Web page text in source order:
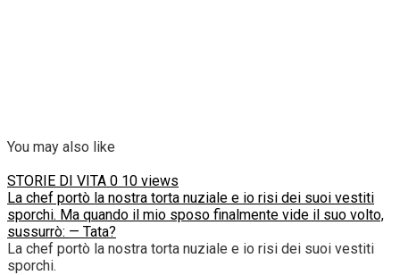
You may also like
STORIE DI VITA 0 10 views
La chef portò la nostra torta nuziale e io risi dei suoi vestiti
sporchi. Ma quando il mio sposo finalmente vide il suo volto,
sussurrò: — Tata?
La chef portò la nostra torta nuziale e io risi dei suoi vestiti
sporchi.